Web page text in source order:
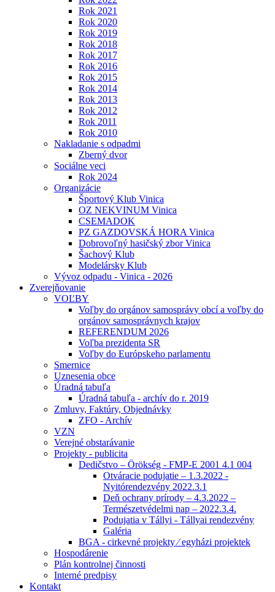
Rok 2021
Rok 2020
Rok 2019
Rok 2018
Rok 2017
Rok 2016
Rok 2015
Rok 2014
Rok 2013
Rok 2012
Rok 2011
Rok 2010
Nakladanie s odpadmi
Zberný dvor
Sociálne veci
Rok 2024
Organizácie
Športový Klub Vinica
OZ NEKVINUM Vinica
CSEMADOK
PZ GAZDOVSKÁ HORA Vinica
Dobrovoľný hasičský zbor Vinica
Šachový Klub
Modelársky Klub
Vývoz odpadu - Vinica - 2026
Zverejňovanie
VOĽBY
Voľby do orgánov samosprávy obcí a voľby do
orgánov samosprávnych krajov
REFERENDUM 2026
Voľba prezidenta SR
Voľby do Európskeho parlamentu
Smernice
Uznesenia obce
Úradná tabuľa
Úradná tabuľa - archív do r. 2019
Zmluvy, Faktúry, Objednávky
ZFO - Archív
VZN
Verejné obstarávanie
Projekty - publicita
Dedičstvo – Örökség - FMP-E 2001 4.1 004
Otváracie podujatie – 1.3.2022 -
Nyitórendezvény 2022.3.1
Deň ochrany prírody – 4.3.2022 –
Természetvédelmi nap – 2022.3.4.
Podujatia v Tállyi - Tállyai rendezvény
Galéria
BGA - cirkevné projekty ⁄ egyházi projektek
Hospodárenie
Plán kontrolnej činnosti
Interné predpisy
Kontakt